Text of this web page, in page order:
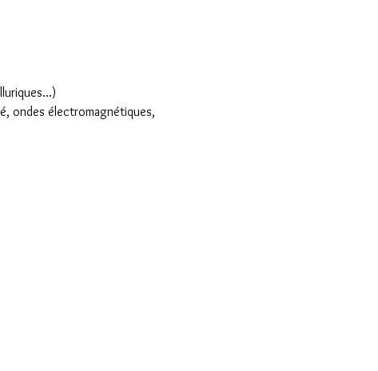
ondes électromagnétiques,